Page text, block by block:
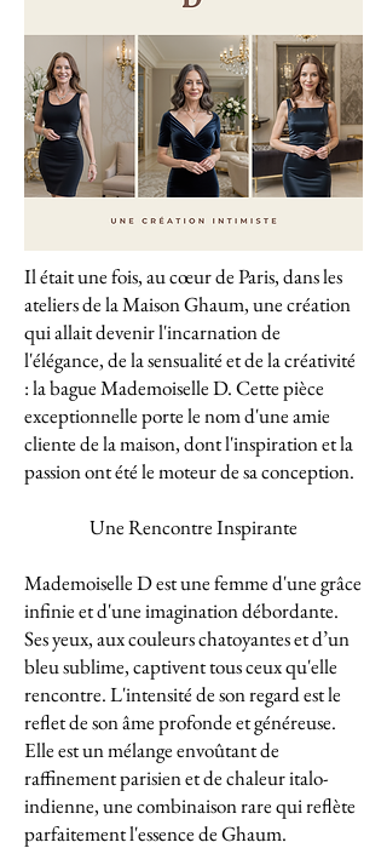
Il était une fois, au cœur de Paris, dans les
ateliers de la Maison Ghaum, une création
qui allait devenir l'incarnation de
l'élégance, de la sensualité et de la créativité
: la bague Mademoiselle D. Cette pièce
exceptionnelle porte le nom d'une amie
cliente de la maison, dont l'inspiration et la
passion ont été le moteur de sa conception.
Une Rencontre Inspirante
Mademoiselle D est une femme d'une grâce
infinie et d'une imagination débordante.
Ses yeux, aux couleurs chatoyantes et d’un
bleu sublime, captivent tous ceux qu'elle
rencontre. L'intensité de son regard est le
reflet de son âme profonde et généreuse.
Elle est un mélange envoûtant de
raffinement parisien et de chaleur italo-
indienne, une combinaison rare qui reflète
parfaitement l'essence de Ghaum.